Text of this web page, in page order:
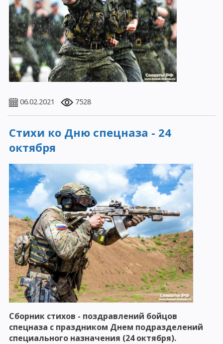
06.02.2021 7528
Стихи ко Дню спецназа - 24
октября
Сборник стихов - поздравлений бойцов
спецназа с праздником Днем подразделений
специального назначения (24 октября).